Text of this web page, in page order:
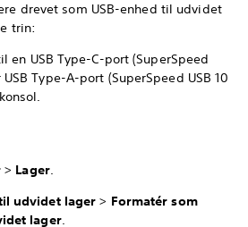
drevet som USB-enhed til udvidet
trin:
en USB Type-C-port (SuperSpeed
Type-A-port (SuperSpeed USB 10
> Lager.
udvidet lager > Formatér som
lager.